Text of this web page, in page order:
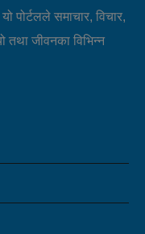
पोर्टलले समाचार, विचार,
तथा जीवनका विभिन्न